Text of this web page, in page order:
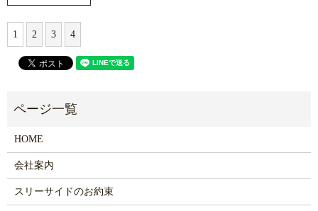
1 2 3 4
HOME
会社案内
スリーサイドのお約束